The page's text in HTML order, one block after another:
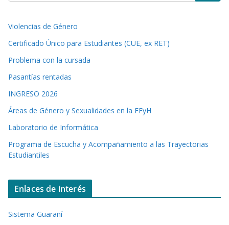
Violencias de Género
Certificado Único para Estudiantes (CUE, ex RET)
Problema con la cursada
Pasantías rentadas
INGRESO 2026
Áreas de Género y Sexualidades en la FFyH
Laboratorio de Informática
Programa de Escucha y Acompañamiento a las Trayectorias
Estudiantiles
Enlaces de interés
Sistema Guaraní